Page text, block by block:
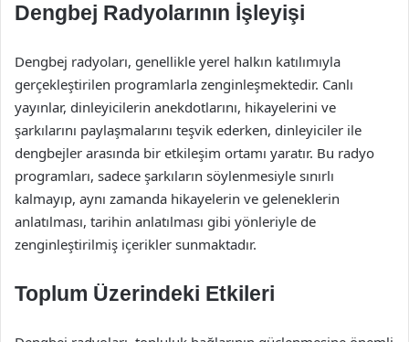
Dengbej Radyolarının İşleyişi
Dengbej radyoları, genellikle yerel halkın katılımıyla
gerçekleştirilen programlarla zenginleşmektedir. Canlı
yayınlar, dinleyicilerin anekdotlarını, hikayelerini ve
şarkılarını paylaşmalarını teşvik ederken, dinleyiciler ile
dengbejler arasında bir etkileşim ortamı yaratır. Bu radyo
programları, sadece şarkıların söylenmesiyle sınırlı
kalmayıp, aynı zamanda hikayelerin ve geleneklerin
anlatılması, tarihin anlatılması gibi yönleriyle de
zenginleştirilmiş içerikler sunmaktadır.
Toplum Üzerindeki Etkileri